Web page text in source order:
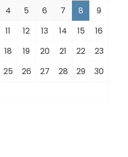
4 5 6 7 8
9
11 12 13 14 15
16
18 19 20 21 22
23
25 26 27 28 29
30